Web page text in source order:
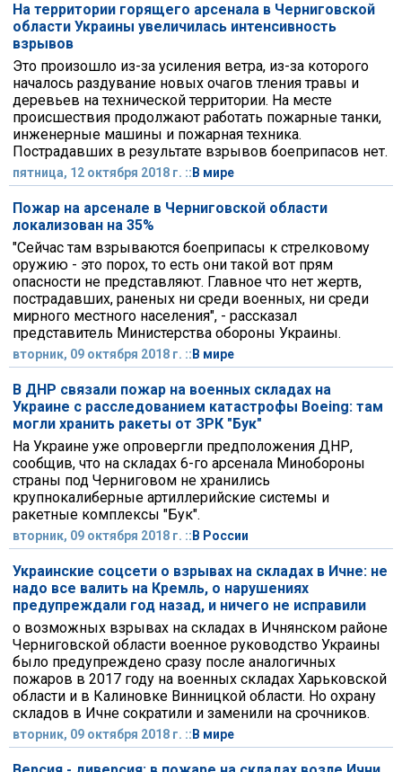
На территории горящего арсенала в Черниговской
области Украины увеличилась интенсивность
взрывов
Это произошло из-за усиления ветра, из-за которого
началось раздувание новых очагов тления травы и
деревьев на технической территории. На месте
происшествия продолжают работать пожарные танки,
инженерные машины и пожарная техника.
Пострадавших в результате взрывов боеприпасов нет.
пятница, 12 октября 2018 г. :: В мире
Пожар на арсенале в Черниговской области
локализован на 35%
"Сейчас там взрываются боеприпасы к стрелковому
оружию - это порох, то есть они такой вот прям
опасности не представляют. Главное что нет жертв,
пострадавших, раненых ни среди военных, ни среди
мирного местного населения", - рассказал
представитель Министерства обороны Украины.
вторник, 09 октября 2018 г. :: В мире
В ДНР связали пожар на военных складах на
Украине с расследованием катастрофы Boeing: там
могли хранить ракеты от ЗРК "Бук"
На Украине уже опровергли предположения ДНР,
сообщив, что на складах 6-го арсенала Минобороны
страны под Черниговом не хранились
крупнокалиберные артиллерийские системы и
ракетные комплексы "Бук".
вторник, 09 октября 2018 г. :: В России
Украинские соцсети о взрывах на складах в Ичне: не
надо все валить на Кремль, о нарушениях
предупреждали год назад, и ничего не исправили
о возможных взрывах на складах в Ичнянском районе
Черниговской области военное руководство Украины
было предупреждено сразу после аналогичных
пожаров в 2017 году на военных складах Харьковской
области и в Калиновке Винницкой области. Но охрану
складов в Ичне сократили и заменили на срочников.
вторник, 09 октября 2018 г. :: В мире